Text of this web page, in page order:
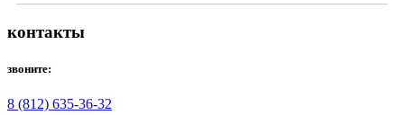
контакты
звоните:
8 (812) 635-36-32